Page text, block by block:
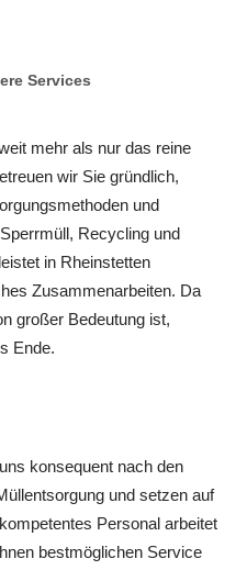
Services
mehr als nur das reine
wir Sie gründlich,
und
Recycling und
in Rheinstetten
Zusammenarbeiten. Da
großer Bedeutung ist,
Ende.
konsequent nach den
und setzen auf
Personal arbeitet
bestmöglichen Service